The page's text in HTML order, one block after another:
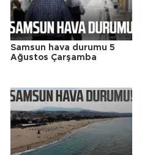
Samsun hava durumu 5
Ağustos Çarşamba